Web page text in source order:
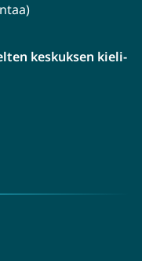
keskuksen kieli-